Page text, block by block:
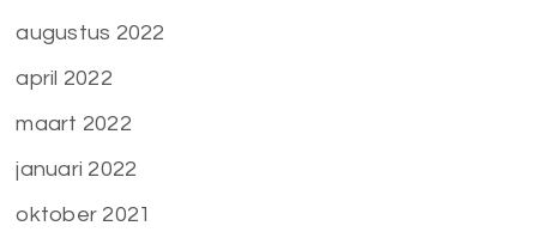
augustus 2022
april 2022
maart 2022
januari 2022
oktober 2021